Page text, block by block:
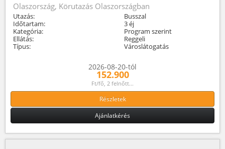
Olaszország, Körutazás Olaszországban
Utazás:
Busszal
Időtartam:
3 éj
Kategória:
Program szerint
Ellátás:
Reggeli
Típus:
Városlátogatás
2026-08-20-tól
152.900
Ft/fő, 2 felnőtt...
Részletek
Ajánlatkérés